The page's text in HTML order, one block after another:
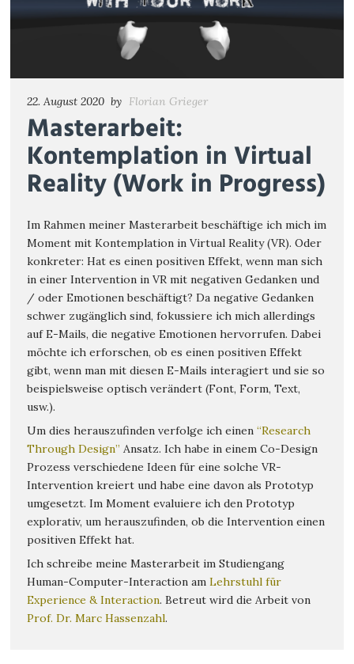
22. August 2020 by Florian Grieger
Masterarbeit:
Kontemplation in Virtual
Reality (Work in Progress)
Im Rahmen meiner Masterarbeit beschäftige ich mich im
Moment mit Kontemplation in Virtual Reality (VR). Oder
konkreter: Hat es einen positiven Effekt, wenn man sich
in einer Intervention in VR mit negativen Gedanken und
/ oder Emotionen beschäftigt? Da negative Gedanken
schwer zugänglich sind, fokussiere ich mich allerdings
auf E-Mails, die negative Emotionen hervorrufen. Dabei
möchte ich erforschen, ob es einen positiven Effekt
gibt, wenn man mit diesen E-Mails interagiert und sie so
beispielsweise optisch verändert (Font, Form, Text,
usw.).
Um dies herauszufinden verfolge ich einen“Research
Through Design” Ansatz. Ich habe in einem Co-Design
Prozess verschiedene Ideen für eine solche VR-
Intervention kreiert und habe eine davon als Prototyp
umgesetzt. Im Moment evaluiere ich den Prototyp
explorativ, um herauszufinden, ob die Intervention einen
positiven Effekt hat.
Ich schreibe meine Masterarbeit im Studiengang
Human-Computer-Interaction amLehrstuhl für
Experience & Interaction. Betreut wird die Arbeit von
Prof. Dr. Marc Hassenzahl.